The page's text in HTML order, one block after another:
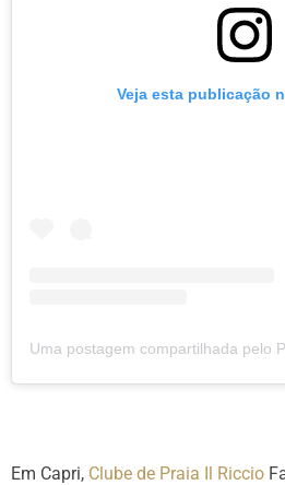
Veja esta publicação
Em Capri, Clube de Praia Il Riccio